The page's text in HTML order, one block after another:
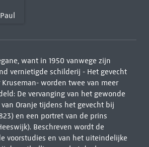
want in 1950 vanwege zijn
vernietigde schilderij - Het gevecht
worden twee van meer
De vervanging van het gewonde
Oranje tijdens het gevecht bij
en een portret van de prins
Beschreven wordt de
voorstudies en van het uiteindelijke